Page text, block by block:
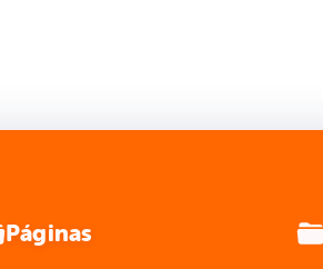
Páginas